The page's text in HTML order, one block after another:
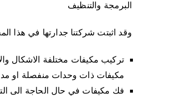
البرمجة والتنظيف
وقد اثبتت شركتنا جدارتها في هذا
تركيب مكيفات مختلفة الاشكال
مكيفات ذات وحدات منفصلة او
فك مكيفات في حال الحاجة الى